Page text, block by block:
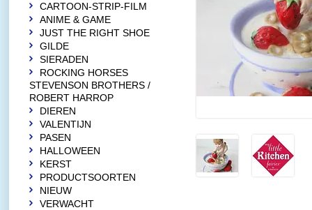
CARTOON-STRIP-FILM
ANIME & GAME
JUST THE RIGHT SHOE
GILDE
SIERADEN
ROCKING HORSES
STEVENSON BROTHERS /
ROBERT HARROP
DIEREN
VALENTIJN
PASEN
HALLOWEEN
KERST
PRODUCTSOORTEN
NIEUW
VERWACHT